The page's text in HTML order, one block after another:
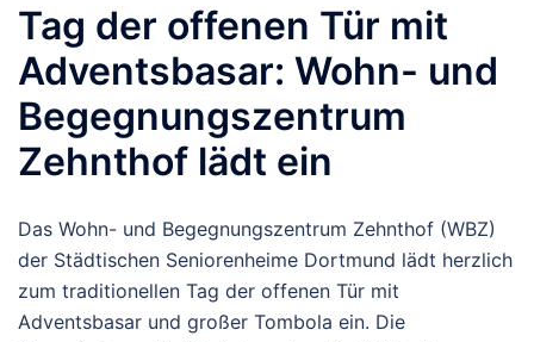
Tag der offenen Tür mit
Adventsbasar: Wohn- und
Begegnungszentrum
Zehnthof lädt ein
Das Wohn- und Begegnungszentrum Zehnthof (WBZ)
der Städtischen Seniorenheime Dortmund lädt herzlich
zum traditionellen Tag der offenen Tür mit
Adventsbasar und großer Tombola ein. Die